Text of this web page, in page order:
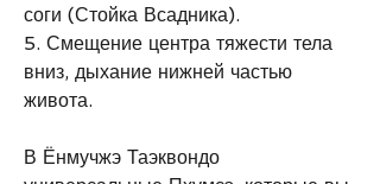
соги (Стойка Всадника).
5. Смещение центра тяжести тела
вниз, дыхание нижней частью
живота.
В Ёнмучжэ Таэквондо